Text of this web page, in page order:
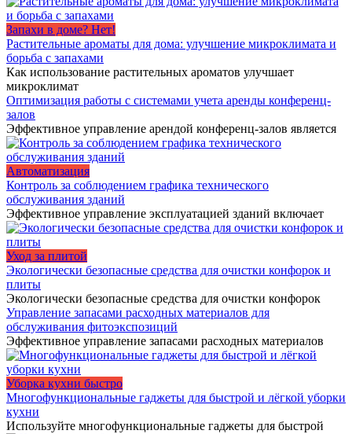
Запахи в доме? Нет!
Растительные ароматы для дома: улучшение микроклимата и
борьба с запахами
Как использование растительных ароматов улучшает
микроклимат
Оптимизация работы с системами учета аренды конференц-
залов
Эффективное управление арендой конференц-залов является
Автоматизация
Контроль за соблюдением графика технического
обслуживания зданий
Эффективное управление эксплуатацией зданий включает
Уход за плитой
Экологически безопасные средства для очистки конфорок и
плиты
Экологически безопасные средства для очистки конфорок
Управление запасами расходных материалов для
обслуживания фитоэкспозиций
Эффективное управление запасами расходных материалов
Уборка кухни быстро
Многофункциональные гаджеты для быстрой и лёгкой уборки
кухни
Используйте многофункциональные гаджеты для быстрой